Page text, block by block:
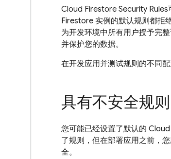
Cloud Firestore Security Rules
Firestore 实例的默认规则都拒
为开发环境中所有用户授予完
并保护您的数据。
在开发应用并测试规则的不同
具有不安全规
您可能已经设置了默认的
了规则，但在部署应用之前，
全。